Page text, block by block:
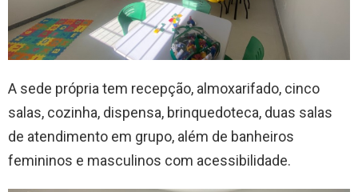
A sede própria tem recepção, almoxarifado, cinco
salas, cozinha, dispensa, brinquedoteca, duas salas
de atendimento em grupo, além de banheiros
femininos e masculinos com acessibilidade.